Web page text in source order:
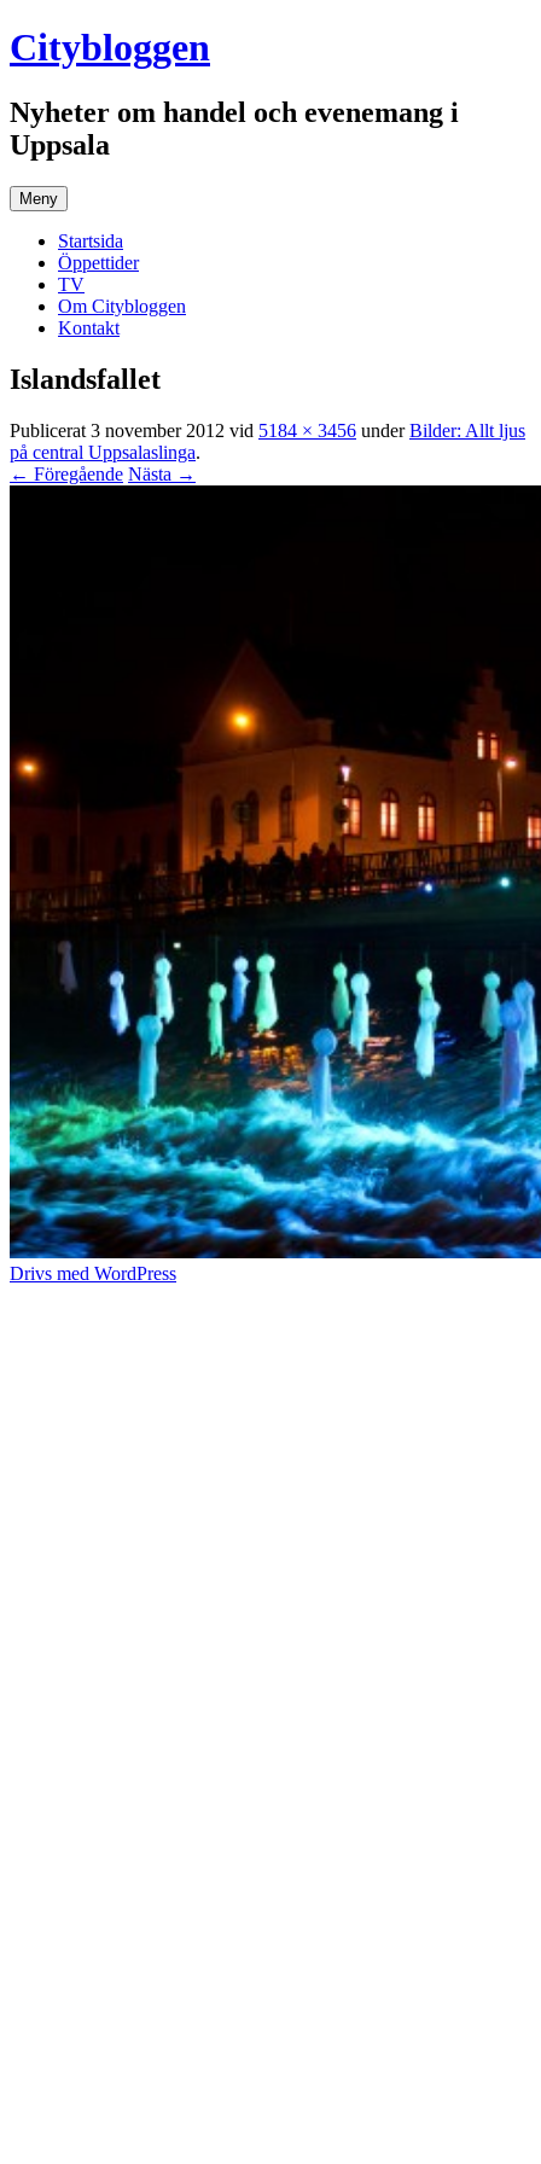
Hoppa
till
Citybloggen
Nyheter om handel och evenemang i
Uppsala
Meny
Startsida
Öppettider
TV
Om Citybloggen
Kontakt
Islandsfallet
Publicerat 3 november 2012 vid 5184 × 3456 underBilder: Allt ljus
på central Uppsalaslinga.
← Föregående Nästa →
Drivs med WordPress